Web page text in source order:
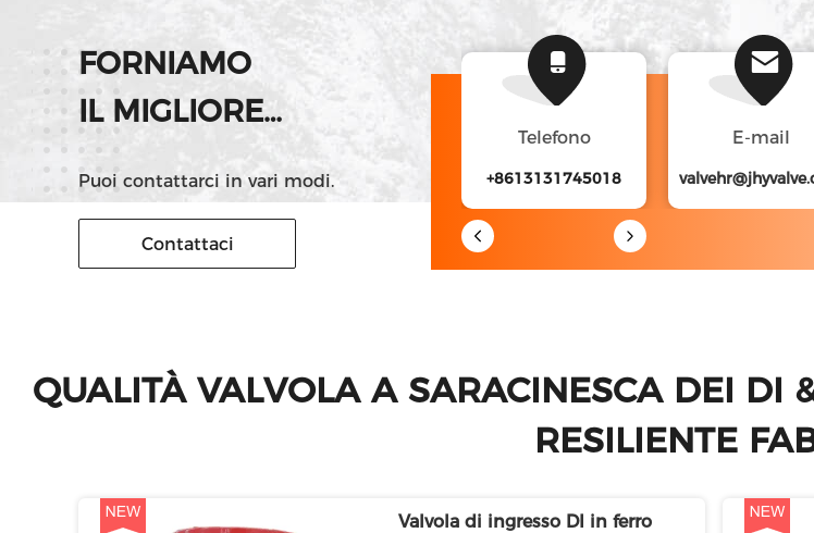
FORNIAMO
IL MIGLIORE
SERVIZIO!
Puoi contattarci in vari modi.
Contattaci
wechat
13131745018
Telefono
+8613131745018
E-mail
QUALITÀ VALVOLA A SARACINESCA DEI DI
RESILIENTE
Valvola di ingresso DI in ferro